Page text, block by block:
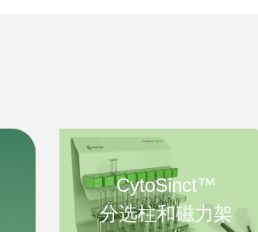
CytoSinct™
分选柱和磁力架